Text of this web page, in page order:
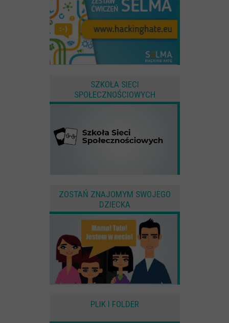
SZKOŁA SIECI
SPOŁECZNOŚCIOWYCH
ZOSTAŃ ZNAJOMYM SWOJEGO
DZIECKA
PLIK I FOLDER